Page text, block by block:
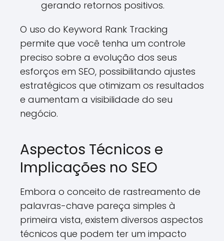
gerando retornos positivos.
O uso do Keyword Rank Tracking
permite que você tenha um controle
preciso sobre a evolução dos seus
esforços em SEO, possibilitando ajustes
estratégicos que otimizam os resultados
e aumentam a visibilidade do seu
negócio.
Aspectos Técnicos e
Implicações no SEO
Embora o conceito de rastreamento de
palavras-chave pareça simples à
primeira vista, existem diversos aspectos
técnicos que podem ter um impacto